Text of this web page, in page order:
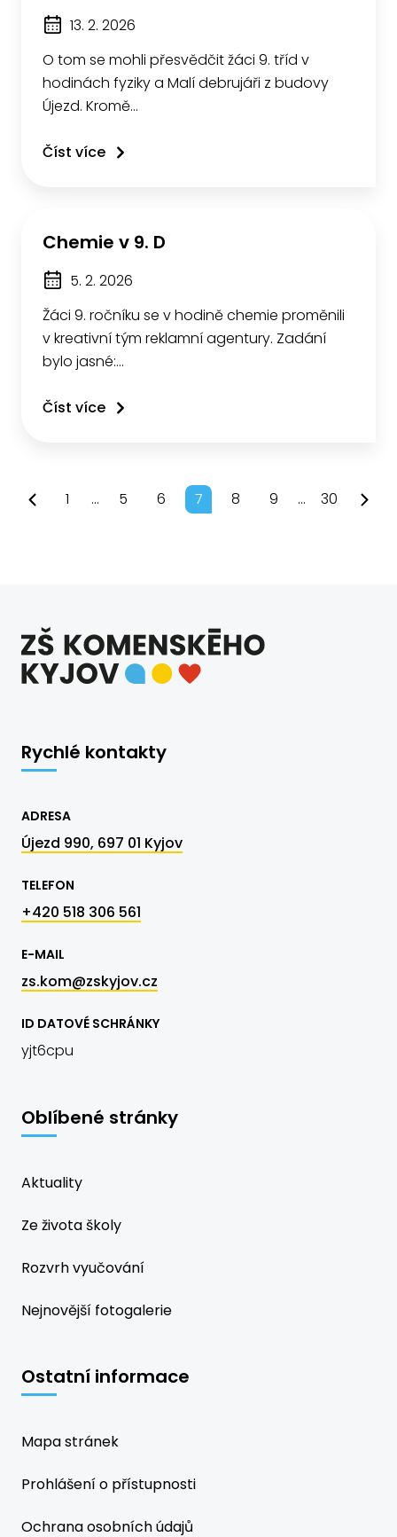
13. 2. 2026
O tom se mohli přesvědčit žáci 9. tříd v
hodinách fyziky a Malí debrujáři z budovy
Újezd. Kromě…
Číst více
Chemie v 9. D
5. 2. 2026
Žáci 9. ročníku se v hodině chemie proměnili
v kreativní tým reklamní agentury. Zadání
bylo jasné:…
Číst více
1 ... 5 6 7 8 9 ... 30
Rychlé kontakty
ADRESA
Újezd 990, 697 01 Kyjov
TELEFON
+420 518 306 561
E-MAIL
zs.kom@zskyjov.cz
ID DATOVÉ SCHRÁNKY
yjt6cpu
Oblíbené stránky
Aktuality
Ze života školy
Rozvrh vyučování
Nejnovější fotogalerie
Ostatní informace
Mapa stránek
Prohlášení o přístupnosti
Ochrana osobních údajů